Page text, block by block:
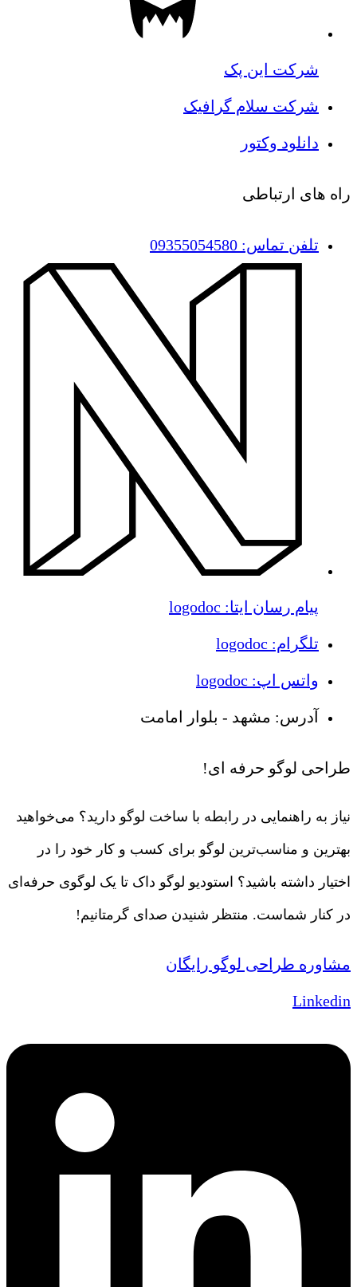
شرکت این پک
شرکت سلام گرافیک
دانلود وکتور
راه های ارتباطی
تلفن تماس: 09355054580
پیام رسان ایتا: logodoc
تلگرام: logodoc
واتس اپ: logodoc
آدرس: مشهد - بلوار امامت
طراحی لوگو حرفه ای!
نیاز به راهنمایی در رابطه با ساخت لوگو دارید؟ می‌خواهید
بهترین و مناسب‌ترین لوگو برای کسب و کار خود را در
اختیار داشته باشید؟ استودیو لوگو داک تا یک لوگوی حرفه‌ای
در کنار شماست. منتظر شنیدن صدای گرمتانیم!
مشاوره طراحی لوگو رایگان
Linkedin